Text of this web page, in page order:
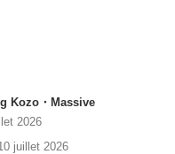
Kozo・Massive
2026
juillet 2026